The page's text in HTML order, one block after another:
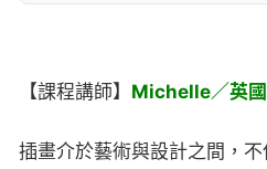
【課程講師】 Michelle／英
插畫介於藝術與設計之間，不